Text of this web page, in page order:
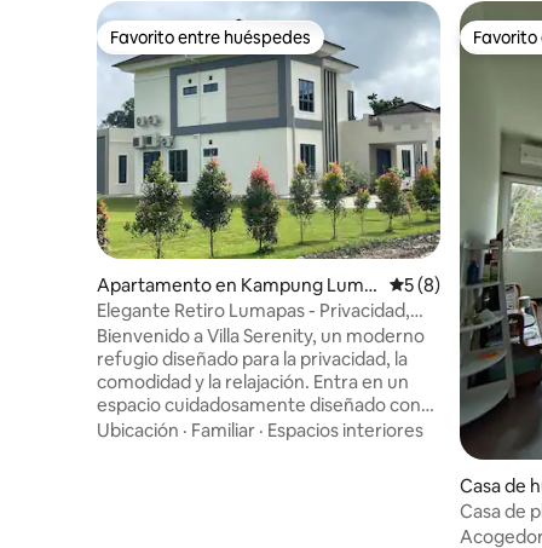
Favorito entre huéspedes
Favorito entre huéspedes
Apartamento en Kampung Luma
pas
Calificación
5 (8)
Elegante Retiro Lumapas - Privacidad,
Estilo y Comodidad
Bienvenido a Villa Serenity, un moderno
refugio diseñado para la privacidad, la
comodidad y la relajación. Entra en un
espacio cuidadosamente diseñado con
interiores acogedores y un ambiente
Ubicación · Familiar · Espacios interiores
Casa de
Penabai
Casa de